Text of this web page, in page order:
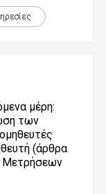
μέρη:
των
(άρθρα
Μετρήσεων